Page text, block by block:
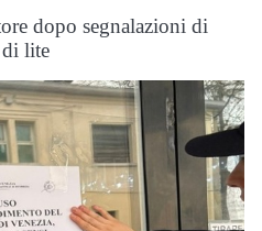
dopo segnalazioni di
lite